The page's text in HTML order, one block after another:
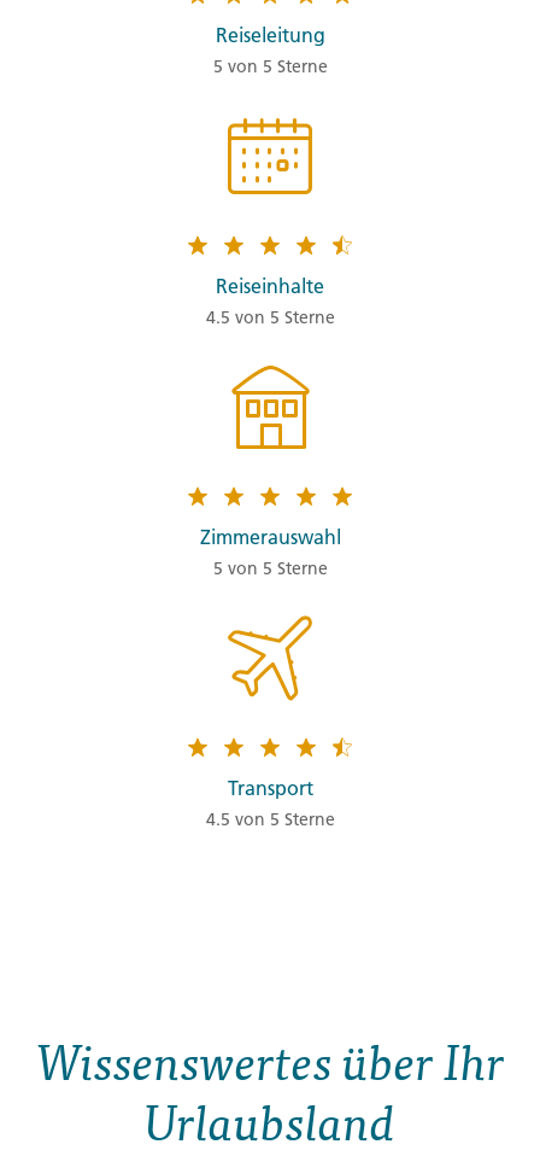
Reiseleitung
5 von 5 Sterne
Reiseinhalte
4.5 von 5 Sterne
Zimmerauswahl
5 von 5 Sterne
Transport
4.5 von 5 Sterne
Wissenswertes über Ihr
Urlaubsland